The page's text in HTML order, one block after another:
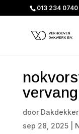
013 234 0740
door
sep 28, 2025|